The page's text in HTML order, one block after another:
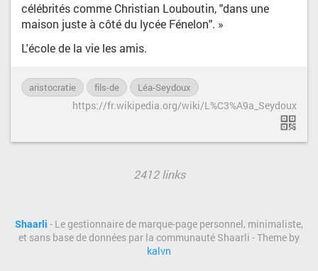
célébrités comme Christian Louboutin, "dans une
maison juste à côté du lycée Fénelon". »
L'école de la vie les amis.
aristocratie fils-de Léa-Seydoux
https://fr.wikipedia.org/wiki/L%C3%A9a_Seydoux
2412 links
Shaarli - Le gestionnaire de marque-page personnel, minimaliste,
et sans base de données par la communauté Shaarli - Theme by
kalvn